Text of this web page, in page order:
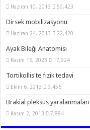
Haziran 10, 2013 50,423
Dirsek mobilizasyonu
Haziran 24, 2013 22,420
Ayak Bileği Anatomisi
Kasım 16, 2023 17,924
Tortikollis'te fizik tedavi
Ekim 6, 2013 9,456
Brakial pleksus yaralanmaları
Kasım 2, 2013 7,884